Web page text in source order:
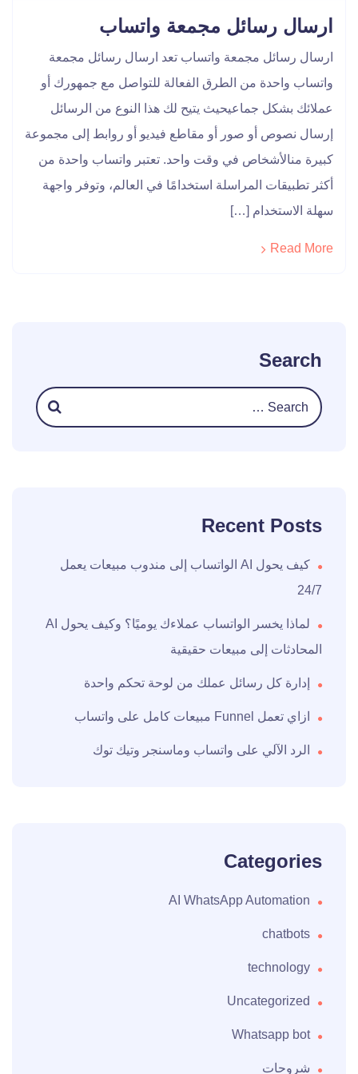
ارسال رسائل مجمعة واتساب
ارسال رسائل مجمعة واتساب تعد ارسال رسائل مجمعة
واتساب واحدة من الطرق الفعالة للتواصل مع جمهورك أو
عملائك بشكل جماعيحيث يتيح لك هذا النوع من الرسائل
إرسال نصوص أو صور أو مقاطع فيديو أو روابط إلى مجموعة
كبيرة منالأشخاص في وقت واحد. تعتبر واتساب واحدة من
أكثر تطبيقات المراسلة استخدامًا في العالم، وتوفر واجهة
سهلة الاستخدام […]
Read More
Search
Recent Posts
كيف يحول AI الواتساب إلى مندوب مبيعات يعمل
24/7
لماذا يخسر الواتساب عملاءك يوميًا؟ وكيف يحول AI
المحادثات إلى مبيعات حقيقية
إدارة كل رسائل عملك من لوحة تحكم واحدة
ازاي تعمل Funnel مبيعات كامل على واتساب
الرد الآلي على واتساب وماسنجر وتيك توك
Categories
AI WhatsApp Automation
chatbots
technology
Uncategorized
Whatsapp bot
شروحات